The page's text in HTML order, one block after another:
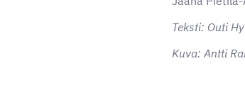
Teksti: Outi
Kuva: Antti